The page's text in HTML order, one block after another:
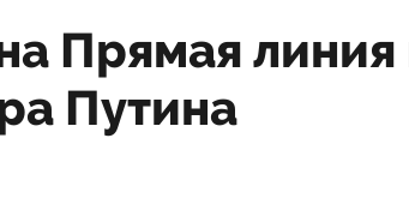
Прямая линия
Путина